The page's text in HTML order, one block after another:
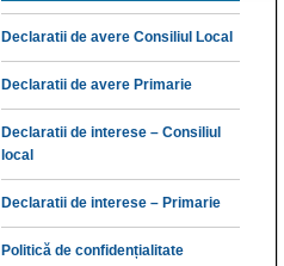
Declaratii de avere Consiliul Local
Declaratii de avere Primarie
Declaratii de interese – Consiliul
local
Declaratii de interese – Primarie
Politică de confidențialitate